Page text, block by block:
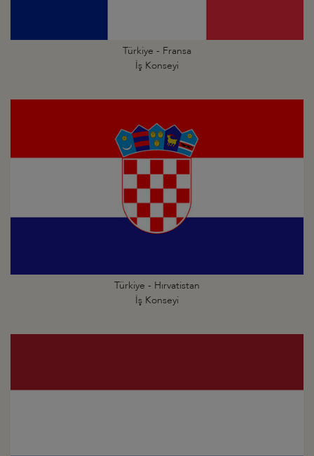
Türkiye - Fransa
İş Konseyi
Türkiye - Hırvatistan
İş Konseyi